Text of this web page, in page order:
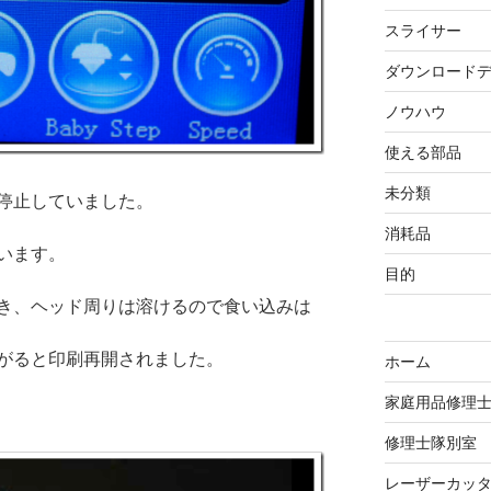
止していました。
ます。
、ヘッド周りは溶けるので食い込みは
ると印刷再開されました。
スライサー
ダウンロード
ノウハウ
使える部品
未分類
消耗品
目的
ホーム
家庭用品修理
修理士隊別室
レーザーカッ